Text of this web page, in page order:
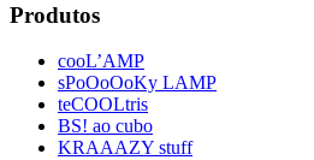
Produtos
cooL’AMP
sPoOoOoKy LAMP
teCOOLtris
BS! ao cubo
KRAAAZY stuff